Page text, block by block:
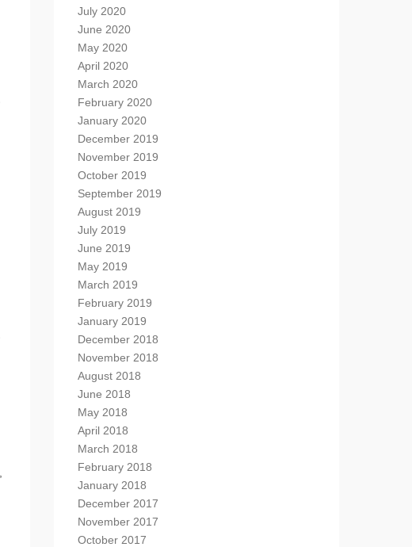
July 2020
June 2020
May 2020
April 2020
March 2020
February 2020
January 2020
December 2019
November 2019
October 2019
September 2019
August 2019
July 2019
June 2019
May 2019
March 2019
February 2019
January 2019
December 2018
November 2018
August 2018
June 2018
May 2018
April 2018
March 2018
February 2018
January 2018
December 2017
November 2017
October 2017